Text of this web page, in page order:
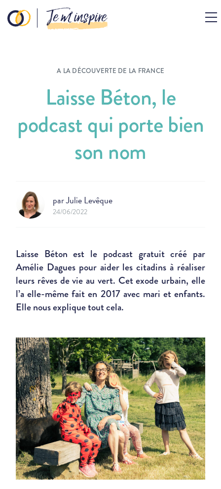
Je m’inspire
A LA DÉCOUVERTE DE LA FRANCE
Laisse Béton, le
podcast qui porte bien
son nom
parJulie Levêque
24/06/2022
Laisse Béton est le podcast gratuit créé par
Amélie Dagues pour aider les citadins à réaliser
leurs rêves de vie au vert. Cet exode urbain, elle
l’a elle-même fait en 2017 avec mari et enfants.
Elle nous explique tout cela.